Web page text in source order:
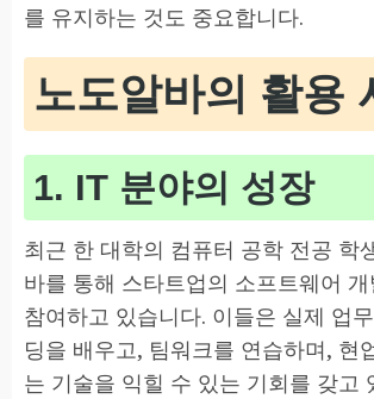
를 유지하는 것도 중요합니다.
노도알바의 활용
1. IT 분야의 성장
최근 한 대학의 컴퓨터 공학 전공 학
바를 통해 스타트업의 소프트웨어
참여하고 있습니다. 이들은 실제 업
딩을 배우고, 팀워크를 연습하며, 현
는 기술을 익힐 수 있는 기회를 갖고